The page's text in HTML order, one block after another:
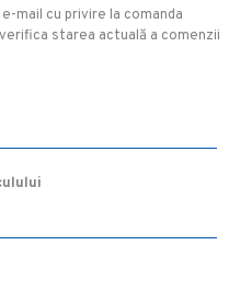
mail cu privire la comanda
starea actuală a comenzii